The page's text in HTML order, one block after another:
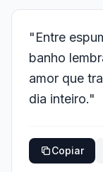
"Entre
banho
amor que
dia inteiro."
Copiar